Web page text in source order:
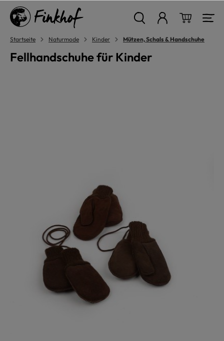
springen
Startseite Naturmode Kinder Mützen, Schals & Handschuhe
Fellhandschuhe für Kinder